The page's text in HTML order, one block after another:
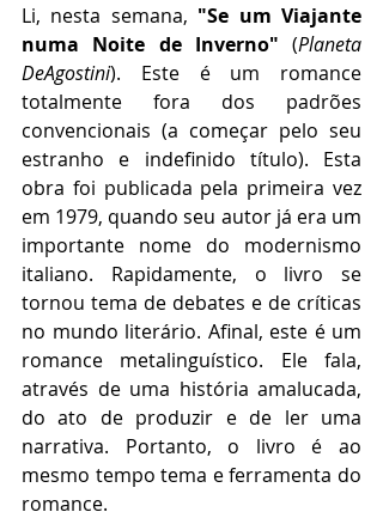
Li, nesta semana, "Se um Viajante
numa Noite de Inverno" (Planeta
DeAgostini). Este é um romance
totalmente fora dos padrões
convencionais (a começar pelo seu
estranho e indefinido título). Esta
obra foi publicada pela primeira vez
em 1979, quando seu autor já era um
importante nome do modernismo
italiano. Rapidamente, o livro se
tornou tema de debates e de críticas
no mundo literário. Afinal, este é um
romance metalinguístico. Ele fala,
através de uma história amalucada,
do ato de produzir e de ler uma
narrativa. Portanto, o livro é ao
mesmo tempo tema e ferramenta do
romance.